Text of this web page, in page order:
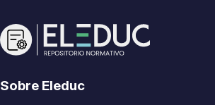
Sobre Eleduc